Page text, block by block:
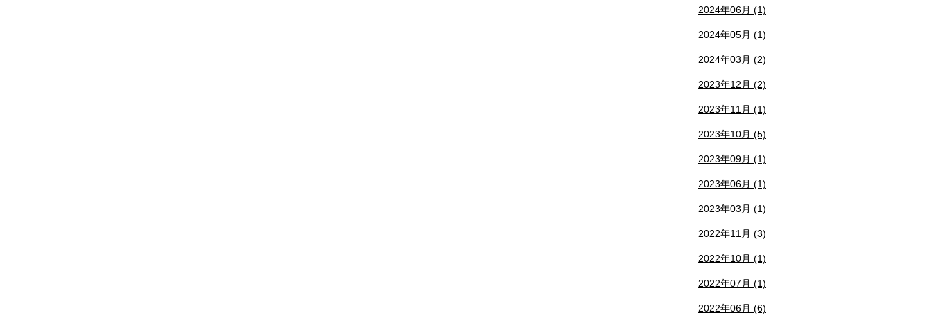
2024年06月 (1)
2024年05月 (1)
2024年03月 (2)
2023年12月 (2)
2023年11月 (1)
2023年10月 (5)
2023年09月 (1)
2023年06月 (1)
2023年03月 (1)
2022年11月 (3)
2022年10月 (1)
2022年07月 (1)
2022年06月 (6)